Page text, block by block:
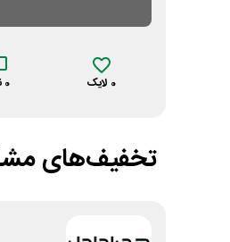
0 لایک 0
تخفیف‌های